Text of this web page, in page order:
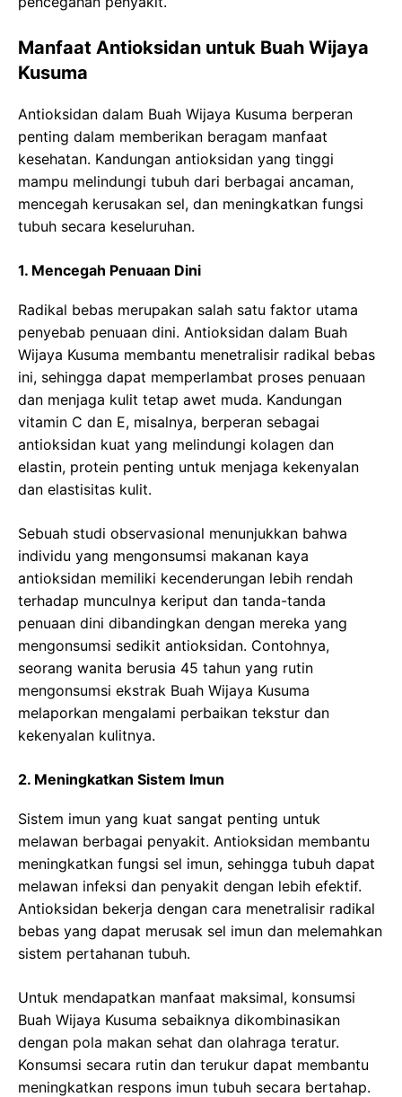
Manfaat Antioksidan untuk Buah Wijaya
Kusuma
Antioksidan dalam Buah Wijaya Kusuma berperan
penting dalam memberikan beragam manfaat
kesehatan. Kandungan antioksidan yang tinggi
mampu melindungi tubuh dari berbagai ancaman,
mencegah kerusakan sel, dan meningkatkan fungsi
tubuh secara keseluruhan.
1. Mencegah Penuaan Dini
Radikal bebas merupakan salah satu faktor utama
penyebab penuaan dini. Antioksidan dalam Buah
Wijaya Kusuma membantu menetralisir radikal bebas
ini, sehingga dapat memperlambat proses penuaan
dan menjaga kulit tetap awet muda. Kandungan
vitamin C dan E, misalnya, berperan sebagai
antioksidan kuat yang melindungi kolagen dan
elastin, protein penting untuk menjaga kekenyalan
dan elastisitas kulit.
Sebuah studi observasional menunjukkan bahwa
individu yang mengonsumsi makanan kaya
antioksidan memiliki kecenderungan lebih rendah
terhadap munculnya keriput dan tanda-tanda
penuaan dini dibandingkan dengan mereka yang
mengonsumsi sedikit antioksidan. Contohnya,
seorang wanita berusia 45 tahun yang rutin
mengonsumsi ekstrak Buah Wijaya Kusuma
melaporkan mengalami perbaikan tekstur dan
kekenyalan kulitnya.
2. Meningkatkan Sistem Imun
Sistem imun yang kuat sangat penting untuk
melawan berbagai penyakit. Antioksidan membantu
meningkatkan fungsi sel imun, sehingga tubuh dapat
melawan infeksi dan penyakit dengan lebih efektif.
Antioksidan bekerja dengan cara menetralisir radikal
bebas yang dapat merusak sel imun dan melemahkan
sistem pertahanan tubuh.
Untuk mendapatkan manfaat maksimal, konsumsi
Buah Wijaya Kusuma sebaiknya dikombinasikan
dengan pola makan sehat dan olahraga teratur.
Konsumsi secara rutin dan terukur dapat membantu
meningkatkan respons imun tubuh secara bertahap.